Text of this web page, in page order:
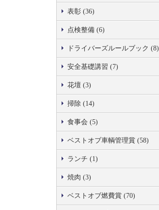
表彰 (36)
点検整備 (6)
ドライバーズルールブック (8)
安全基礎講習 (7)
花壇 (3)
掃除 (14)
食事会 (5)
ベストオブ車輌管理賞 (58)
ランチ (1)
焼肉 (3)
ベストオブ燃費賞 (70)